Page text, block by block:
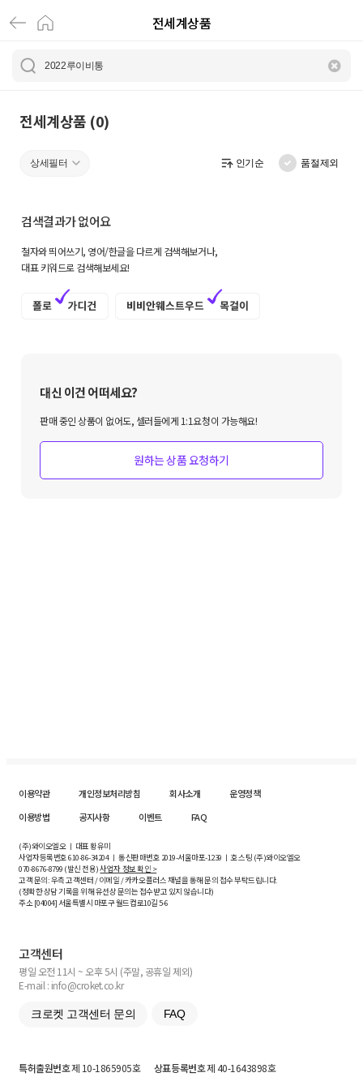
전
세
상
로
켓
전세계상품
전세계상품 (0)
상세필터 인기순 품절제외
검색결과가 없어요
철자와 띄어쓰기, 영어/한글을 다르게 검색해보거나,
대표 키워드로 검색해보세요!
대신 이건 어떠세요?
판매 중인 상품이 없어도, 셀러들에게 1:1요청이 가능해요!
원하는 상품 요청하기
이용약관 개인정보처리방침 회사소개
운영정책
이용방법
공지사항 이벤트 FAQ
(주)와이오엘오 ㅣ 대표 황유미
사업자등록번호610-86-34204ㅣ 통신판매번호 2019-서울마포-1239 ㅣ 호스팅 (주)와이오엘오
070-8676-8799 (발신 전용)사업자 정보 확인 >
고객 문의: 우측 고객센터 / 이메일 / 카카오플러스 채널을 통해 문의 접수 부탁드립니다.
(정확한 상담 기록을 위해 유선상 문의는 접수받고 있지 않습니다)
주소 [04004] 서울특별시 마포구 월드컵로10길5-6
고객센터
평일 오전 11시 ~ 오후 5시 (주말, 공휴일 제외)
E-mail : info@croket.co.kr
크로켓 고객센터 문의 FAQ
특허출원번호제 10-1865905호 상표등록번호제 40-1643898호